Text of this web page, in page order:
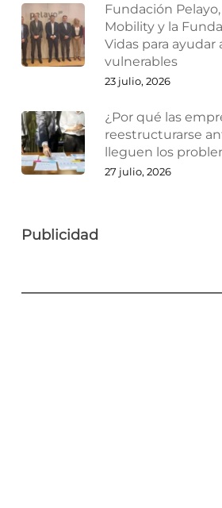
Fundación
Mobility y la
Vidas para ayudar
vulnerables
23 julio, 2026
¿Por qué las
reestructurarse
lleguen los
27 julio, 2026
Publicidad